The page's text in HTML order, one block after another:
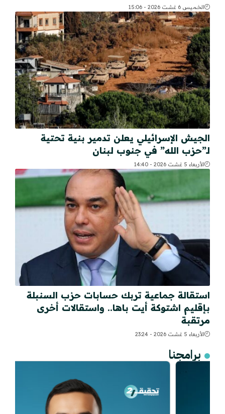
الخميس 6 غشت 2026 - 15:06
الجيش الإسرائيلي يعلن تدمير بنية تحتية
لـ”حزب الله” في جنوب لبنان
الأربعاء 5 غشت 2026 - 14:40
استقالة جماعية تربك حسابات حزب السنبلة
بإقليم اشتوكة أيت باها.. واستقالات أخرى
مرتقبة
الأربعاء 5 غشت 2026 - 23:24
برامجنا